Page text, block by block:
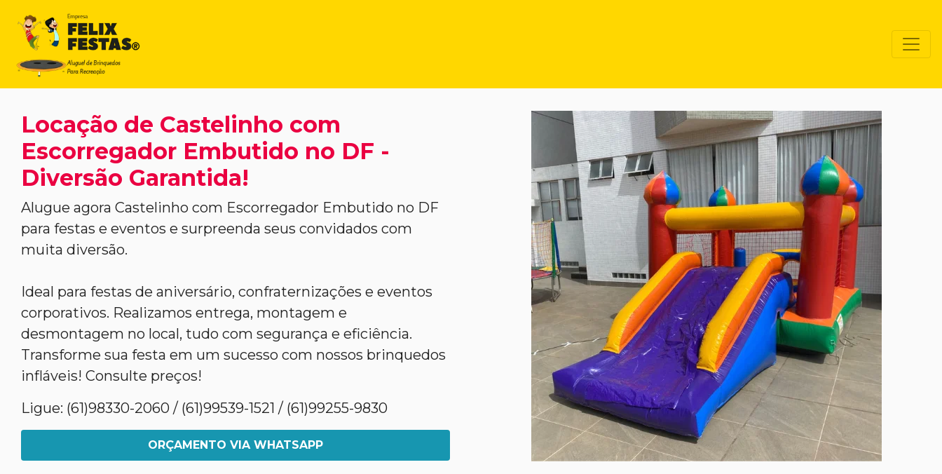
Locação de Castelinho com
Escorregador Embutido no DF -
Diversão Garantida!
Alugue agora Castelinho com Escorregador Embutido no DF
para festas e eventos e surpreenda seus convidados com
muita diversão.
Ideal para festas de aniversário, confraternizações e eventos
corporativos. Realizamos entrega, montagem e
desmontagem no local, tudo com segurança e eficiência.
Transforme sua festa em um sucesso com nossos brinquedos
infláveis! Consulte preços!
Ligue: (61)98330-2060 / (61)99539-1521 / (61)99255-9830
ORÇAMENTO VIA WHATSAPP